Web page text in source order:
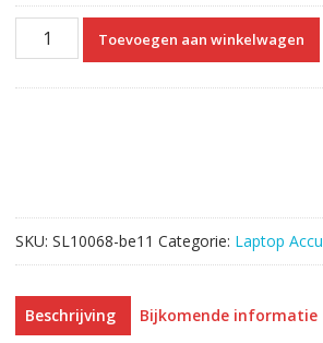
Laptop
,NV55C,NV59C
,NV73A
,NV79
,NV79C
aantal
Toevoegen aan winkelwagen
SKU: SL10068-be11 Categorie: Laptop Accu
Beschrijving
Bijkomende informatie